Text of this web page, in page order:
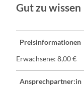
Gut zu wissen
Preisinformationen
Erwachsene: 8,00 €
Ansprechpartner:in